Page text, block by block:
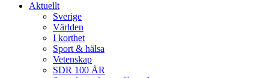
Aktuellt
Sverige
Världen
I korthet
Sport & hälsa
Vetenskap
SDR 100 ÅR